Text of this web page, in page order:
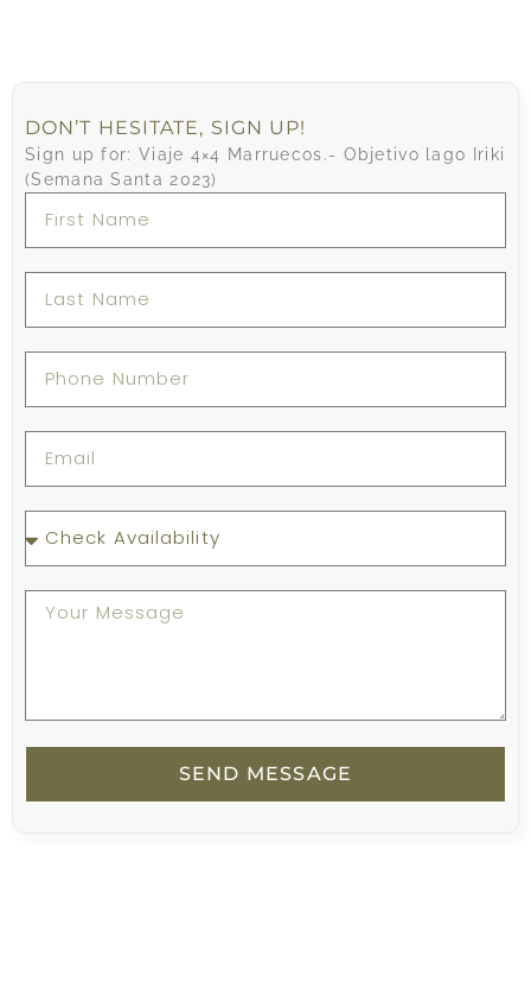
DON’T HESITATE, SIGN UP!
Sign up for: Viaje 4×4 Marruecos.- Objetivo lago Iriki
(Semana Santa 2023)
SEND MESSAGE